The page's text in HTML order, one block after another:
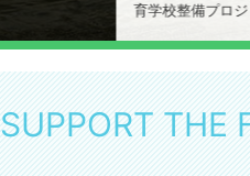
育学校整備プロ
SUPPORT THE